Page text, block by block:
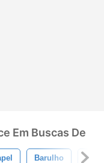
Em Buscas De
Barulho